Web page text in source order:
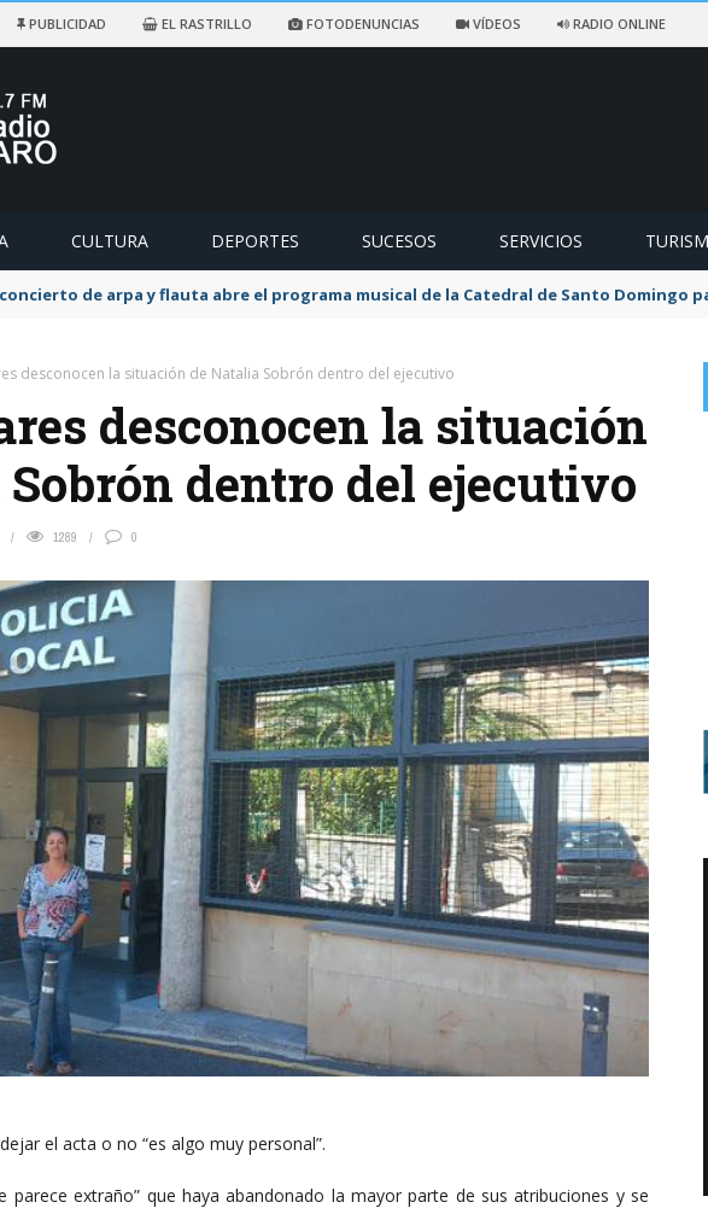
PUBLICIDAD EL RASTRILLO FOTODENUNCIAS VÍDEOS RADIO ONLINE
CULTURA DEPORTES SUCESOS SERVICIOS
de arpa y flauta abre el programa musical de la Catedral de Santo Domingo
desconocen la situación de Natalia Sobrón dentro del ejecutivo
desconocen la situación
dentro del ejecutivo
1289 0
el acta o no “es algo muy personal”.
parece extraño” que haya abandonado la mayor parte de sus atribuciones y se